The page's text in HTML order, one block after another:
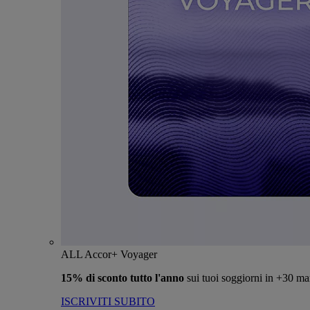
ALL Accor+ Voyager
15% di sconto tutto l'anno sui tuoi soggiorni in +30
ISCRIVITI SUBITO